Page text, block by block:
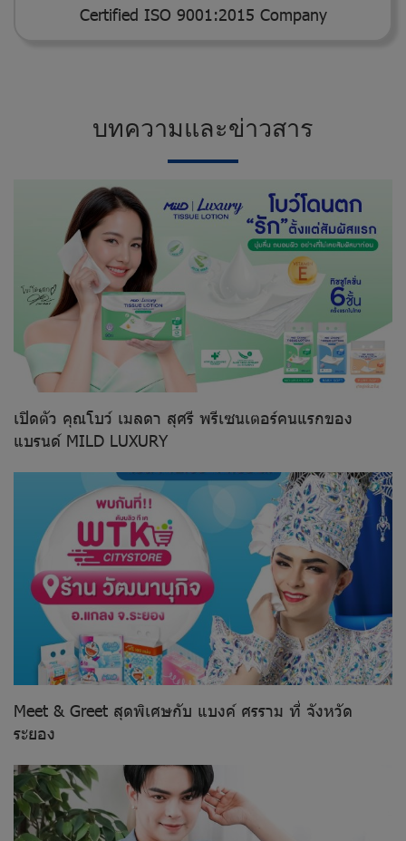
Certified ISO 9001:2015 Company
บทความและข่าวสาร
เปิดตัว คุณโบว์ เมลดา สุศรี พรีเซนเตอร์คนแรกของ
แบรนด์ MILD LUXURY
Meet & Greet สุดพิเศษกับ แบงค์ ศรราม ที่ จังหวัด
ระยอง